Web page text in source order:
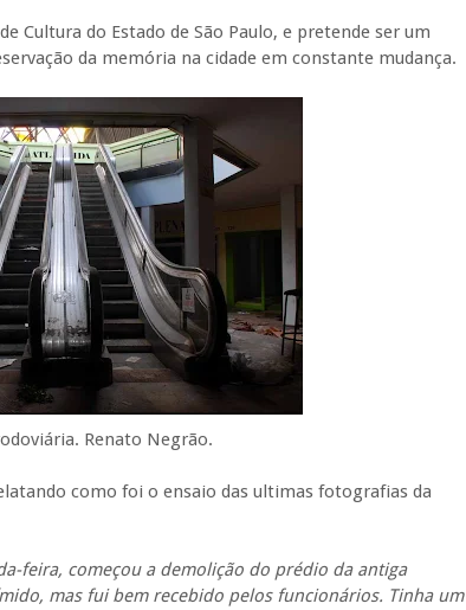
Cultura do Estado de São Paulo, e pretende ser um
da memória na cidade em constante mudança.
Renato Negrão.
como foi o ensaio das ultimas fotografias da
feira, começou a demolição do prédio da antiga
mas fui bem recebido pelos funcionários. Tinha um